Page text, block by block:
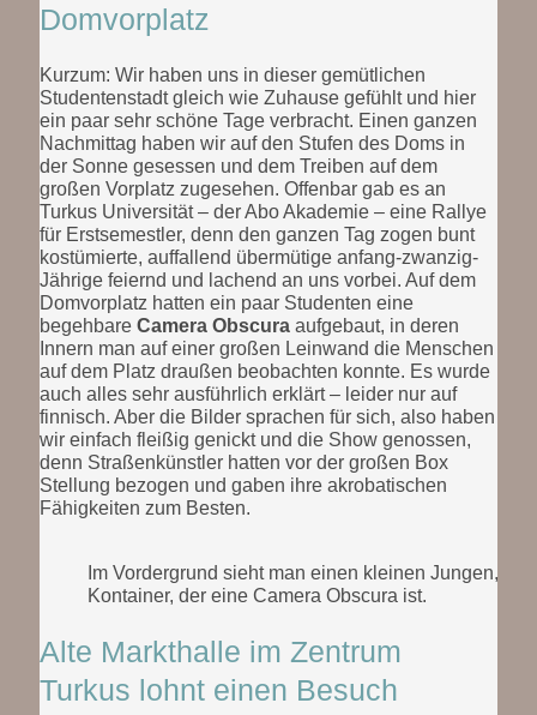
Domvorplatz
Kurzum: Wir haben uns in dieser gemütlichen
Studentenstadt gleich wie Zuhause gefühlt und hier
ein paar sehr schöne Tage verbracht. Einen ganzen
Nachmittag haben wir auf den Stufen des Doms in
der Sonne gesessen und dem Treiben auf dem
großen Vorplatz zugesehen. Offenbar gab es an
Turkus Universität – der Abo Akademie – eine Rallye
für Erstsemestler, denn den ganzen Tag zogen bunt
kostümierte, auffallend übermütige anfang-zwanzig-
Jährige feiernd und lachend an uns vorbei. Auf dem
Domvorplatz hatten ein paar Studenten eine
begehbareCamera Obscura aufgebaut, in deren
Innern man auf einer großen Leinwand die Menschen
auf dem Platz draußen beobachten konnte. Es wurde
auch alles sehr ausführlich erklärt – leider nur auf
finnisch. Aber die Bilder sprachen für sich, also haben
wir einfach fleißig genickt und die Show genossen,
denn Straßenkünstler hatten vor der großen Box
Stellung bezogen und gaben ihre akrobatischen
Fähigkeiten zum Besten.
Im Vordergrund sieht man einen kleinen Jungen,
Kontainer, der eine Camera Obscura ist.
Alte Markthalle im Zentrum
Turkus lohnt einen Besuch